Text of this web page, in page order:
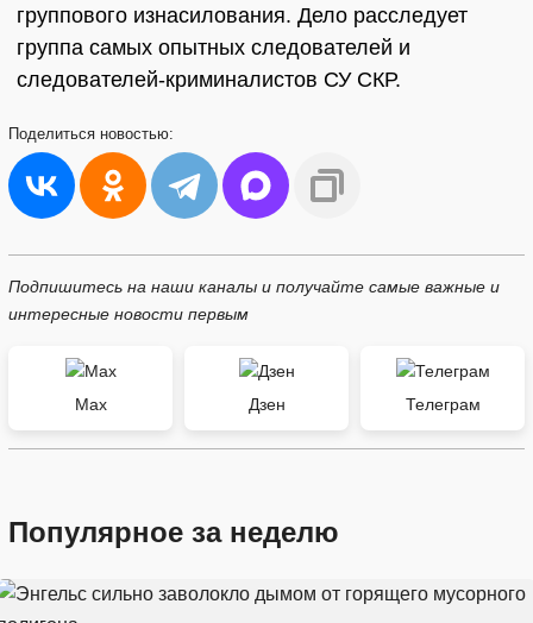
группового изнасилования. Дело расследует
группа самых опытных следователей и
следователей-криминалистов СУ СКР.
Поделиться новостью:
Подпишитесь на наши каналы и получайте самые важные и
интересные новости первым
Max Дзен Телеграм
Популярное за неделю